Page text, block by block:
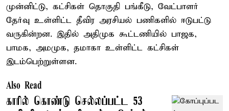
முன்னிட்டு, கட்சிகள் தொகுதி பங்கீடு, வேட்பாளர்
தேர்வு உள்ளிட்ட தீவிர அரசியல் பணிகளில் ஈடுபட்டு
வருகின்றன. இதில் அதிமுக கூட்டணியில் பாஜக,
பாமக, அமமுக, தமாகா உள்ளிட்ட கட்சிகள்
இடம்பெற்றுள்ளன.
Also Read
காரில் கொண்டு செல்லப்பட்ட 53